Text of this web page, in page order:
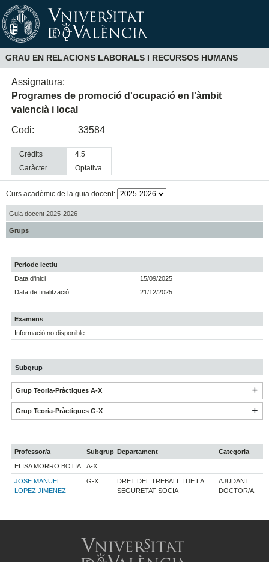
GRAU EN RELACIONS LABORALS I RECURSOS HUMANS
Assignatura:
Programes de promoció d'ocupació en l'àmbit
valencià i local
Codi:
33584
Crèdits
4.5
Caràcter
optativa
Curs acadèmic de la guia docent:
Guia docent 2025-2026
Grups
Periode lectiu
Data d'inici
15/09/2025
Data de finalització
21/12/2025
Examens
Informació no disponible
Subgrup
Grup Teoria-Pràctiques A-X
Grup Teoria-Pràctiques G-X
Professor/a Subgrup Departament
Categoria
ELISA MORRO BOTIA
A-X
JOSE MANUEL
LOPEZ JIMENEZ
G-X
DRET DEL TREBALL I DE LA
SEGURETAT SOCIA
AJUDANT
DOCTOR/A